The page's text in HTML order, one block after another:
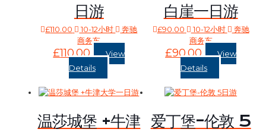
日游
£110.00 10-12小时
奔驰
商务车
£110.00
View
Details
白崖一日游
£90.00 10-12小时
奔驰
商务车
£90.00
View
Details
温莎城堡 +牛津 爱丁堡-伦敦 5